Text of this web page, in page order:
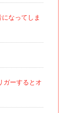
なってしま
ガーするとオ